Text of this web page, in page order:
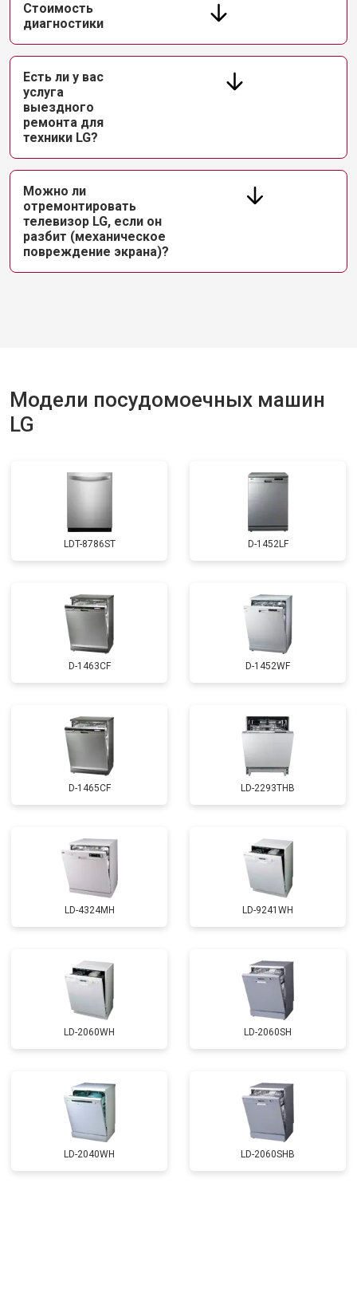
Стоимость
диагностики
Есть ли у вас
услуга
выездного
ремонта для
техники LG?
Можно ли
отремонтировать
телевизор LG, если он
разбит (механическое
повреждение экрана)?
Модели посудомоечных машин
LG
LDT-8786ST D-1452LF
D-1463CF D-1452WF
D-1465CF LD-2293THB
LD-4324MH LD-9241WH
LD-2060WH LD-2060SH
LD-2040WH LD-2060SHB